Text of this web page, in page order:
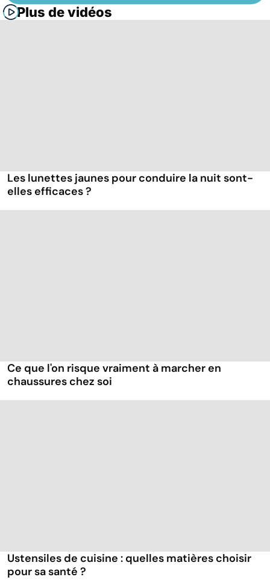
Plus de vidéos
Les lunettes jaunes pour conduire la nuit sont-
elles efficaces ?
Ce que l'on risque vraiment à marcher en
chaussures chez soi
Ustensiles de cuisine : quelles matières choisir
pour sa santé ?